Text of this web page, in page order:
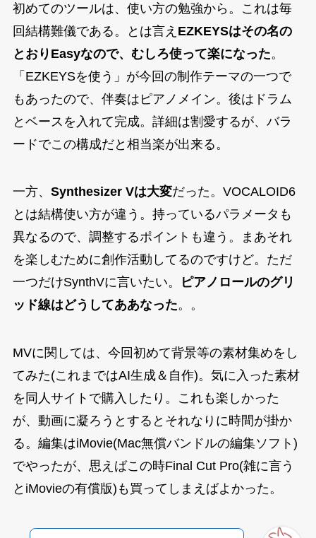
初めてのツールは、使い方の勉強から。これは毎
回結構難儀である。とは言え EZKEYSはその名の
とおりEasyなので、むしろ使って楽になった。
「EZKEYSを使う」が今回の制作テーマの一つで
もあったので、伴奏はピアノメイン。後はドラム
とベースを入れて完成。詳細は割愛するが、バラ
ードでこの構成だと相当楽が出来る。
一方、 Synthesizer Vは大変だった。VOCALOID6
とは結構使い方が違う。持っているパラメータも
異なるので、調整するポイントも違う。まあそれ
を楽しむために創作活動してるのですけど。ただ
一つだけSynthVに言いたい。
ピアノロールのグリ
ッド線はどうしてああなった。。
MVに関しては、今回初めて背景等の素材集めをし
てみた(これまではAI生成＆自作)。気に入った素材
を同人サイトで購入したり。これも楽しかった
が、動画に凝ろうとするとそれなりに時間が掛か
る。編集はiMovie(Mac無償バンドルの編集ソフト)
でやったが、思えばこの時Final Cut Pro(雑に言う
とiMovieの有償版)も買ってしまえばよかった。